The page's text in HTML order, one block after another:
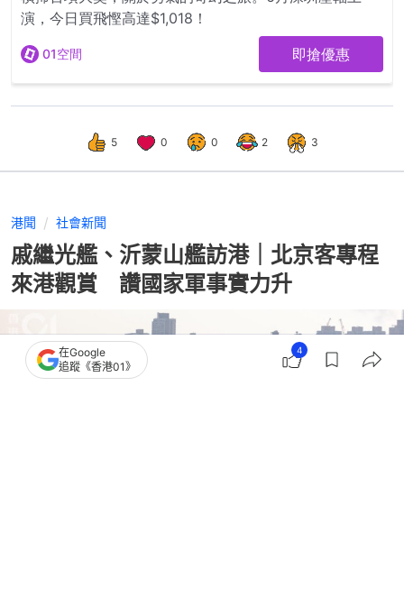
5 0 0 2 3
港聞 社會新聞
戚繼光艦、沂蒙山艦訪港｜北京客專程
來港觀賞 讚國家軍事實力升
在Google
追蹤《香港01》
4